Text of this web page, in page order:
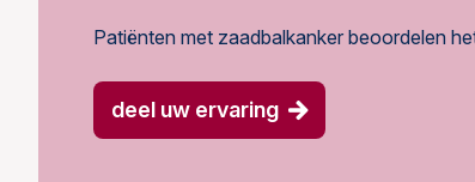
Patiënten met zaadbalkanker beoordelen
deel uw ervaring